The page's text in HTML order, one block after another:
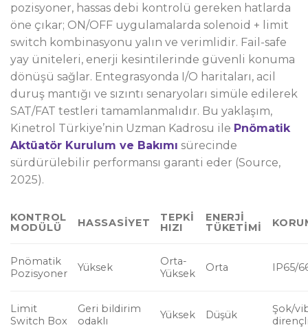
pozisyoner, hassas debi kontrolü gereken hatlarda
öne çıkar; ON/OFF uygulamalarda solenoid + limit
switch kombinasyonu yalın ve verimlidir. Fail-safe
yay üniteleri, enerji kesintilerinde güvenli konuma
dönüşü sağlar. Entegrasyonda I/O haritaları, acil
duruş mantığı ve sızıntı senaryoları simüle edilerek
SAT/FAT testleri tamamlanmalıdır. Bu yaklaşım,
Kinetrol Türkiye’nin Uzman Kadrosu ile Pnömatik
Aktüatör Kurulum ve Bakımı sürecinde
sürdürülebilir performansı garanti eder (Source,
2025).
KONTROL
MODÜLÜ
HASSASIYET
TEPKI
HIZI
ENERJI
TÜKETIMI
Pnömatik
Pozisyoner
Yüksek
Orta-
Yüksek
Orta IP65/
Limit
Switch Box
Geri bildirim
odaklı
Yüksek Düşük
Şok/